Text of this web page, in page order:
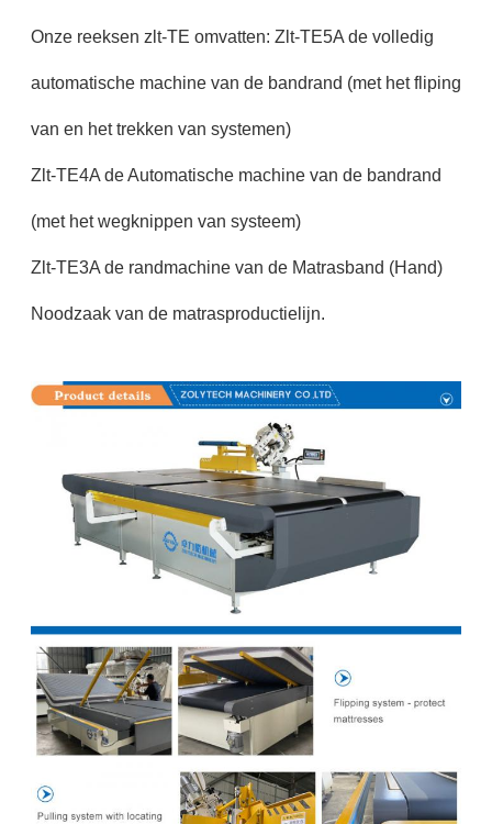
Onze reeksen zlt-TE omvatten: Zlt-TE5A de volledig
automatische machine van de bandrand (met het fliping
van en het trekken van systemen)
Zlt-TE4A de Automatische machine van de bandrand
(met het wegknippen van systeem)
Zlt-TE3A de randmachine van de Matrasband (Hand)
Noodzaak van de matrasproductielijn.